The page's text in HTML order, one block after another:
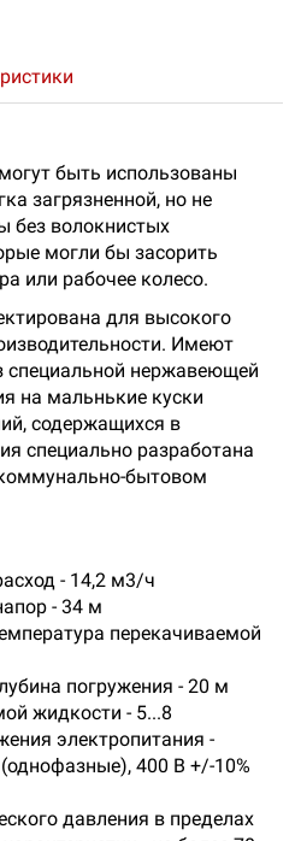
быть использованы
загрязненной, но не
без волокнистых
могли бы засорить
или рабочее колесо.
для высокого
Имеют
специальной нержавеющей
на мальнькие куски
содержащихся в
специально разработана
бытовом
- 14,2 м3/ч
- 34 м
перекачиваемой
погружения - 20 м
жидкости - 5...8
электропитания -
400 В +/-10%
давления в пределах